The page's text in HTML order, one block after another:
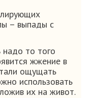
– выпады с
то того
жжение в
ощущать
использовать
их на живот.